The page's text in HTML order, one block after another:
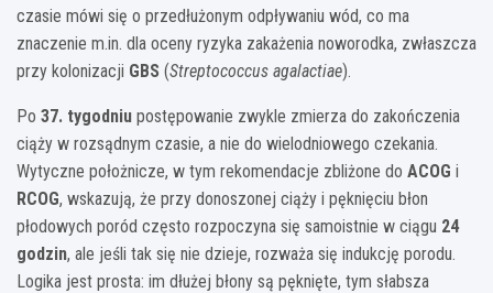
czasie mówi się o przedłużonym odpływaniu wód, co ma
znaczenie m.in. dla oceny ryzyka zakażenia noworodka, zwłaszcza
przy kolonizacji GBS (Streptococcus agalactiae).
Po 37. tygodniu postępowanie zwykle zmierza do zakończenia
ciąży w rozsądnym czasie, a nie do wielodniowego czekania.
Wytyczne położnicze, w tym rekomendacje zbliżone do ACOG i
RCOG, wskazują, że przy donoszonej ciąży i pęknięciu błon
płodowych poród często rozpoczyna się samoistnie w ciągu 24
godzin, ale jeśli tak się nie dzieje, rozważa się indukcję porodu.
Logika jest prosta: im dłużej błony są pęknięte, tym słabsza